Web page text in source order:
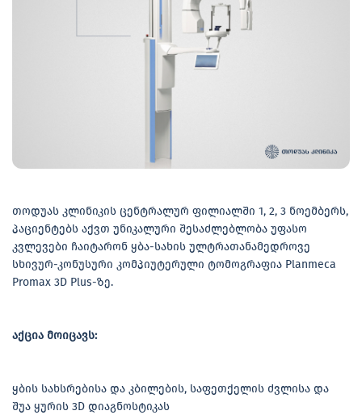
თოდუას კლინიკის ცენტრალურ ფილიალში 1, 2, 3 ნოემბერს,
პაციენტებს აქვთ უნიკალური შესაძლებლობა უფასო
კვლევები ჩაიტარონ ყბა-სახის ულტრათანამედროვე
სხივურ-კონუსური კომპიუტერული ტომოგრაფია Planmeca
Promax 3D Plus-ზე.
აქცია მოიცავს:
ყბის სახსრებისა და კბილების, საფეთქელის ძვლისა და
შუა ყურის 3D დიაგნოსტიკას